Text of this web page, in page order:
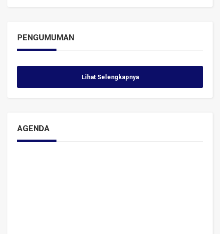
PENGUMUMAN
Lihat Selengkapnya
AGENDA